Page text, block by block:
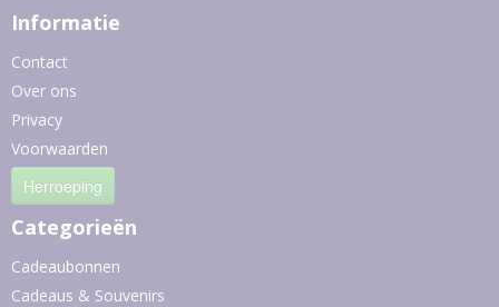
Informatie
Contact
Over ons
Privacy
Voorwaarden
Herroeping
Categorieën
Cadeaubonnen
Cadeaus & Souvenirs